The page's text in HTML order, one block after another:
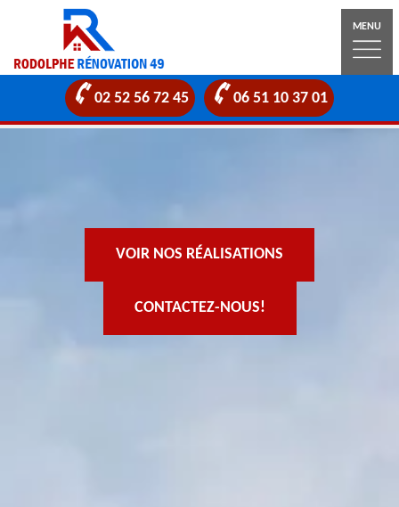
MENU
02 52 56 72 45 06 51 10 37 01
VOIR NOS RÉALISATIONS
CONTACTEZ-NOUS!